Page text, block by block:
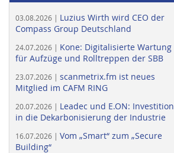
03.08.2026 | Luzius Wirth wird CEO der
Compass Group Deutschland
24.07.2026 | Kone: Digitalisierte Wartung
für Aufzüge und Rolltreppen der SBB
23.07.2026 | scanmetrix.fm ist neues
Mitglied im CAFM RING
20.07.2026 | Leadec und E.ON: Investition
in die Dekarbonisierung der Industrie
16.07.2026 | Vom „Smart“ zum „Secure
Building“